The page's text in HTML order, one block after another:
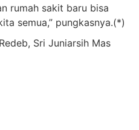
rumah sakit baru bisa
semua,” pungkasnya.(*)
, Sri Juniarsih Mas